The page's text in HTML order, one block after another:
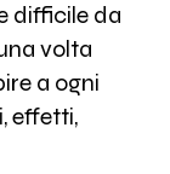
difficile da
volta
a ogni
effetti,